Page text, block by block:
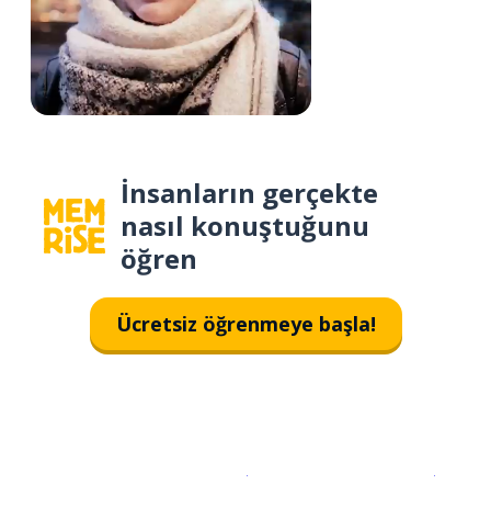
İnsanların gerçekte
nasıl konuştuğunu
öğren
Ücretsiz öğrenmeye başla!